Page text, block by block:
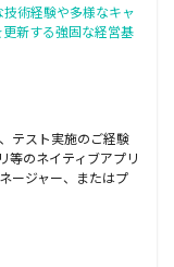
技術経験や多様なキャ
新する強固な経営基
テスト実施のご経験
等のネイティブアプリ
ージャー、またはプ